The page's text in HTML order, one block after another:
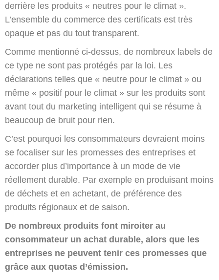
derrière les produits « neutres pour le climat ».
L’ensemble du commerce des certificats est très
opaque et pas du tout transparent.
Comme mentionné ci-dessus, de nombreux labels de
ce type ne sont pas protégés par la loi. Les
déclarations telles que « neutre pour le climat » ou
même « positif pour le climat » sur les produits sont
avant tout du marketing intelligent qui se résume à
beaucoup de bruit pour rien.
C’est pourquoi les consommateurs devraient moins
se focaliser sur les promesses des entreprises et
accorder plus d’importance à un mode de vie
réellement durable. Par exemple en produisant moins
de déchets et en achetant, de préférence des
produits régionaux et de saison.
De nombreux produits font miroiter au
consommateur un achat durable, alors que les
entreprises ne peuvent tenir ces promesses que
grâce aux quotas d’émission.